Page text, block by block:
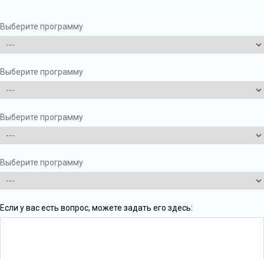
Выберите программу
Выберите программу
Выберите программу
Выберите программу
Если у вас есть вопрос, можете задать его здесь: